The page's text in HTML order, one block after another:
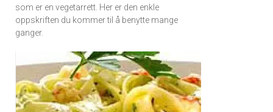
som er en vegetarrett. Her er den enkle
oppskriften du kommer til å benytte mange
ganger.